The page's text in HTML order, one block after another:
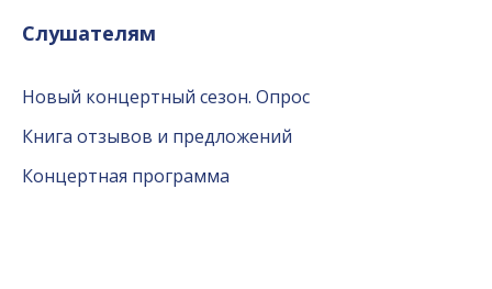
Слушателям
Новый концертный сезон. Опрос
Книга отзывов и предложений
Концертная программа